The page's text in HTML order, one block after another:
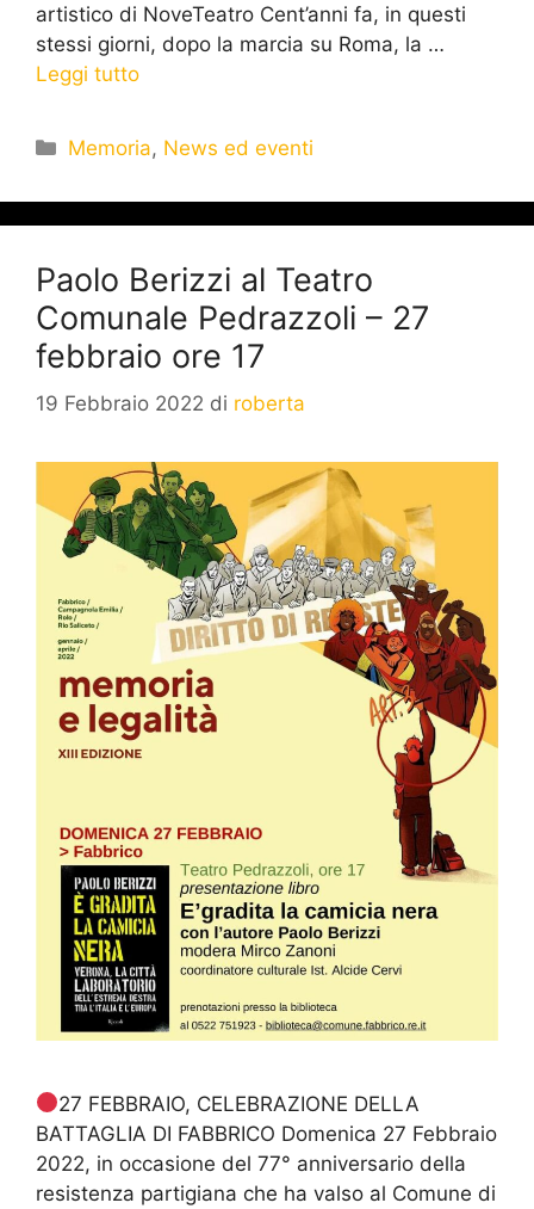
artistico di NoveTeatro Cent’anni fa, in questi
stessi giorni, dopo la marcia su Roma, la …
Leggi tutto
Memoria, News ed eventi
Paolo Berizzi al Teatro
Comunale Pedrazzoli – 27
febbraio ore 17
19 Febbraio 2022 di roberta
27 FEBBRAIO, CELEBRAZIONE DELLA
BATTAGLIA DI FABBRICO Domenica 27 Febbraio
2022, in occasione del 77° anniversario della
resistenza partigiana che ha valso al Comune di